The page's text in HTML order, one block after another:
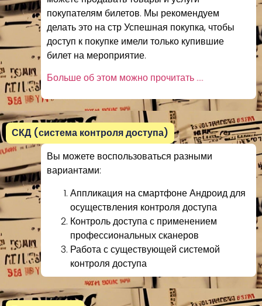
покупателям билетов. Мы рекомендуем
делать это на стр Успешная покупка, чтобы
доступ к покупке имели только купившие
билет на мероприятие.
Больше об этом можно прочитать ….
СКД (система контроля доступа)
Вы можете воспользоваться разными
вариантами:
Аппликация на смартфоне Андроид для
осуществления контроля доступа
Контроль доступа с применением
профессиональных сканеров
Работа с существующей системой
контроля доступа